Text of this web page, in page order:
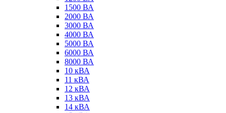
1500 ВА
2000 ВА
3000 ВА
4000 ВА
5000 ВА
6000 ВА
8000 ВА
10 кВА
11 кВА
12 кВА
13 кВА
14 кВА